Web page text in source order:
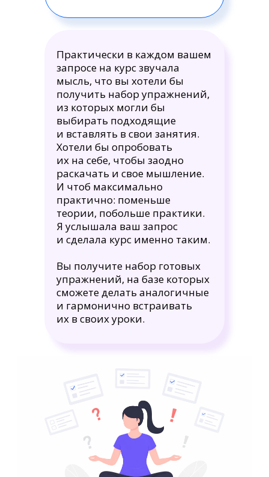
Практически в каждом вашем
запросе на курс звучала
мысль, что вы хотели бы
получить набор упражнений,
из которых могли бы
выбирать подходящие
и вставлять в свои занятия.
Хотели бы опробовать
их на себе, чтобы заодно
раскачать и свое мышление.
И чтоб максимально
практично: поменьше
теории, побольше практики.
Я услышала ваш запрос
и сделала курс именно таким.
Вы получите набор готовых
упражнений, на базе которых
сможете делать аналогичные
и гармонично встраивать
их в своих уроки.